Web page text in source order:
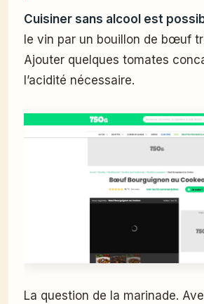
Cuisiner sans alcool est
le vin par un bouillon de bœuf
Ajouter quelques tomates
l’acidité nécessaire.
La question de la marinade.